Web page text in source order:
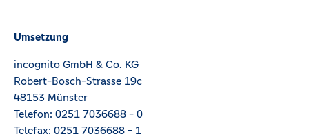
Umsetzung
incognito GmbH & Co. KG
Robert-Bosch-Strasse 19c
48153 Münster
Telefon: 0251 7036688 - 0
Telefax: 0251 7036688 - 1